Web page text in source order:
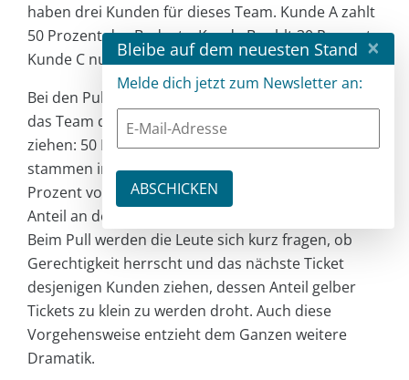
haben drei Kunden für dieses Team. Kunde A zahlt
50 Prozent des Budgets, Kunde B zahlt 30 Prozent,
Kunde C nur 20 Prozent.
Bei den Pull-Entscheidungen vor der Tafel könnte
das Team die gelben Tickets nach der Menge
ziehen: 50 Prozent der gelben Tickets auf der Tafel
stammen immer von Kunde A, 30 Prozent von B, 20
Prozent von C. So bekommen die Kunden den
Anteil an der Teamkapazität, der ihnen zusteht.
Beim Pull werden die Leute sich kurz fragen, ob
Gerechtigkeit herrscht und das nächste Ticket
desjenigen Kunden ziehen, dessen Anteil gelber
Tickets zu klein zu werden droht. Auch diese
Vorgehensweise entzieht dem Ganzen weitere
Dramatik.
Bleibe auf dem neuesten Stand ×
Melde dich jetzt zum Newsletter an: